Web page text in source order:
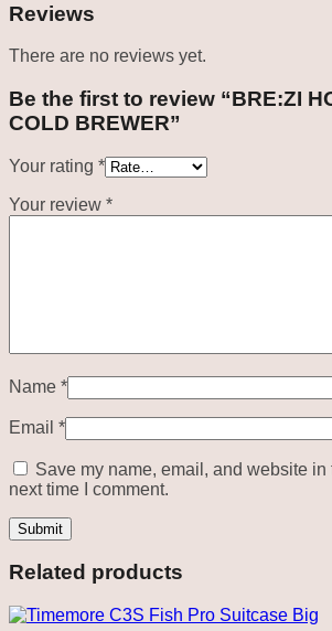
Reviews
There are no reviews yet.
Be the first to review “BRE:ZI
COLD BREWER”
Your rating *
Your review *
Name *
Email *
Save my name, email, and website in
next time I comment.
Related products